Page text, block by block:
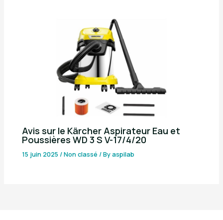
Avis sur le Kärcher Aspirateur Eau et
Poussières WD 3 S V-17/4/20
15 juin 2025 /Non classé / Byaspilab